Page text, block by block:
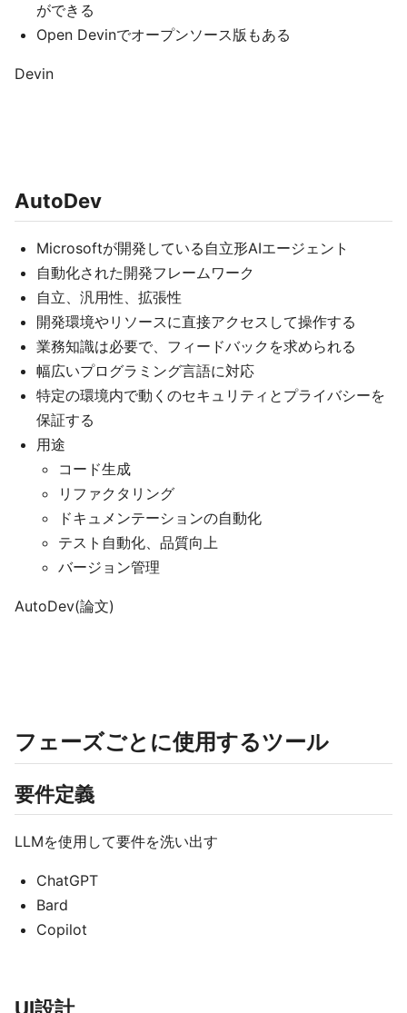
ができる
Open Devinでオープンソース版もある
Devin
AutoDev
Microsoftが開発している自立形AIエージェント
自動化された開発フレームワーク
自立、汎用性、拡張性
開発環境やリソースに直接アクセスして操作する
業務知識は必要で、フィードバックを求められる
幅広いプログラミング言語に対応
特定の環境内で動くのセキュリティとプライバシーを
保証する
用途
コード生成
リファクタリング
ドキュメンテーションの自動化
テスト自動化、品質向上
バージョン管理
AutoDev(論文)
フェーズごとに使用するツール
要件定義
LLMを使用して要件を洗い出す
ChatGPT
Bard
Copilot